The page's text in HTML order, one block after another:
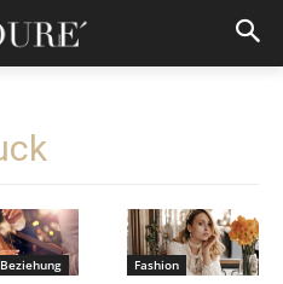
Fashion